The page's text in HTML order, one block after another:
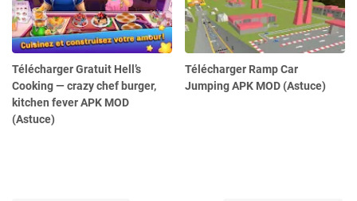
Télécharger Gratuit Hell’s
Cooking — crazy chef burger,
kitchen fever APK MOD
(Astuce)
Télécharger Ramp Car
Jumping APK MOD (Astuce)